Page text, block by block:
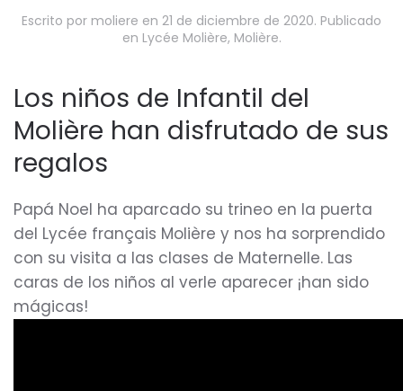
Escrito por moliere en 21 de diciembre de 2020. Publicado
en Lycée Molière, Molière.
Los niños de Infantil del
Molière han disfrutado de sus
regalos
Papá Noel ha aparcado su trineo en la puerta
del Lycée français Molière y nos ha sorprendido
con su visita a las clases de Maternelle. Las
caras de los niños al verle aparecer ¡han sido
mágicas!